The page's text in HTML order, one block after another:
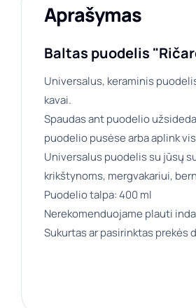
Aprašymas
Baltas puodelis
Universalus, keraminis
kavai.
Spaudas ant puodelio
puodelio pusėse arba aplink
Universalus puodelis su jūsų
krikštynoms, mergvakariui,
Puodelio talpa: 400 ml
Nerekomenduojame plauti
Sukurtas ar pasirinktas prekės